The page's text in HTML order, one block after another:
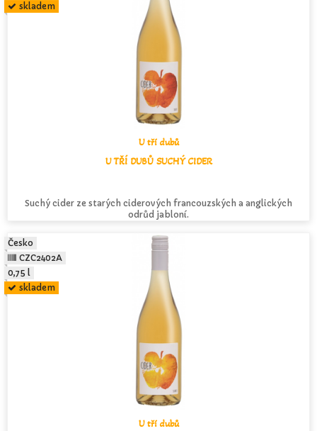
U tří dubů
U TŘÍ DUBŮ SUCHÝ CIDER
Suchý cider ze starých ciderových francouzských a anglických
odrůd jabloní.
skladem
U tří dubů
Česko
CZC2402A
0,75 l
skladem